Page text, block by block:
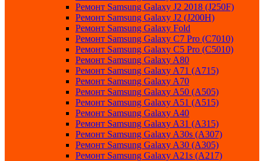
Ремонт Samsung Galaxy J2 2018 (J250F)
Ремонт Samsung Galaxy J2 (J200H)
Ремонт Samsung Galaxy Fold
Ремонт Samsung Galaxy C7 Pro (C7010)
Ремонт Samsung Galaxy C5 Pro (C5010)
Ремонт Samsung Galaxy A80
Ремонт Samsung Galaxy A71 (A715)
Ремонт Samsung Galaxy A70
Ремонт Samsung Galaxy A50 (A505)
Ремонт Samsung Galaxy A51 (A515)
Ремонт Samsung Galaxy A40
Ремонт Samsung Galaxy A31 (A315)
Ремонт Samsung Galaxy A30s (A307)
Ремонт Samsung Galaxy A30 (A305)
Ремонт Samsung Galaxy A21s (A217)